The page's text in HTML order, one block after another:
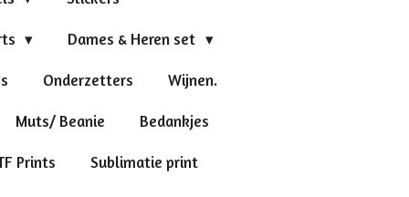
Dames & Heren set
Onderzetters Wijnen.
Muts/ Beanie Bedankjes
Prints Sublimatie print